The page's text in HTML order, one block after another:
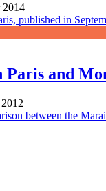
2014
published in
Paris and
between the